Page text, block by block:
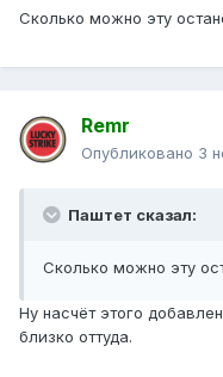
Сколько можно эту
Remr
Опубликовано 3
Паштет сказал:
Сколько можно эту
Ну насчёт этого
близко оттуда.